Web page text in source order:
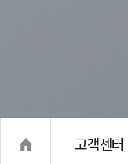
고객센터